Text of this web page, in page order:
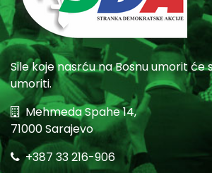
Sile koje nasrću na Bosnu umorit će
umoriti.
Mehmeda Spahe 14,
71000 Sarajevo
+387 33 216-906